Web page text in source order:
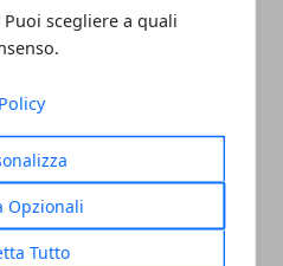
scegliere a quali
Opzionali
Tutto